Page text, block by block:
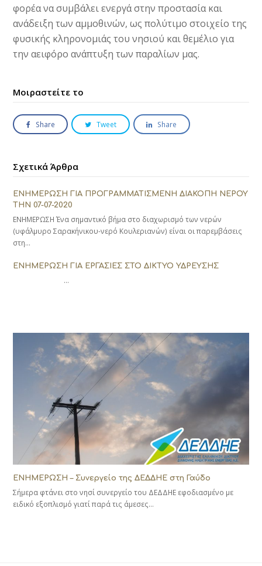
φορέα να συμβάλει ενεργά στην προστασία και
ανάδειξη των αμμοθινών, ως πολύτιμο στοιχείο της
φυσικής κληρονομιάς του νησιού και θεμέλιο για
την αειφόρο ανάπτυξη των παραλίων μας.
Μοιραστείτε το
Share Tweet Share
Σχετικά Άρθρα
ΕΝΗΜΕΡΩΣΗ ΓΙΑ ΠΡΟΓΡΑΜΜΑΤΙΣΜΕΝΗ ΔΙΑΚΟΠΗ ΝΕΡΟΥ
ΤΗΝ 07-07-2020
ΕΝΗΜΕΡΩΣΗ Ένα σημαντικό βήμα στο διαχωρισμό των νερών
(υφάλμυρο Σαρακήνικου-νερό Κουλεριανών) είναι οι παρεμβάσεις
στη…
ΕΝΗΜΕΡΩΣΗ ΓΙΑ ΕΡΓΑΣΙΕΣ ΣΤΟ ΔΙΚΤΥΟ ΥΔΡΕΥΣΗΣ
…
ΕΝΗΜΕΡΩΣΗ – Συνεργείο της ΔΕΔΔΗΕ στη Γαύδο
Σήμερα φτάνει στο νησί συνεργείο του ΔΕΔΔΗΕ εφοδιασμένο με
ειδικό εξοπλισμό γιατί παρά τις άμεσες…